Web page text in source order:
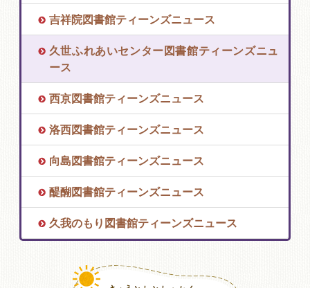
吉祥院図書館ティーンズニュース
久世ふれあいセンター図書館ティーンズニュ
ース
西京図書館ティーンズニュース
洛西図書館ティーンズニュース
向島図書館ティーンズニュース
醍醐図書館ティーンズニュース
久我のもり図書館ティーンズニュース